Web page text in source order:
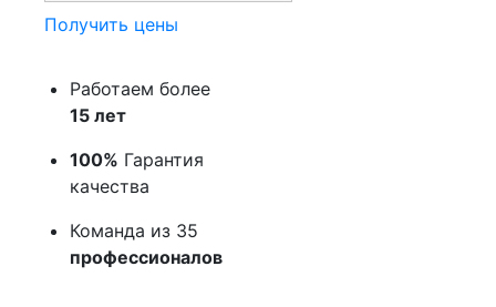
Получить цены
Работаем более
15 лет
100% Гарантия
качества
Команда из 35
профессионалов